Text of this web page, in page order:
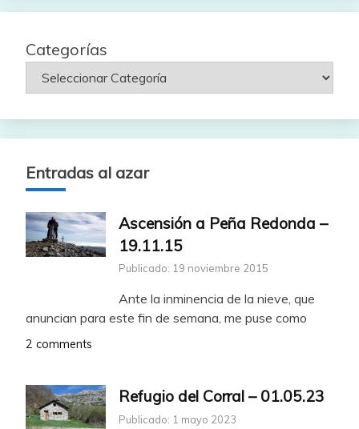
Categorías
Entradas al azar
Ascensión a Peña Redonda –
19.11.15
Publicado: 19 noviembre 2015
Ante la inminencia de la nieve, que
anuncian para este fin de semana, me puse como
2 comments
Refugio del Corral – 01.05.23
Publicado: 1 mayo 2023